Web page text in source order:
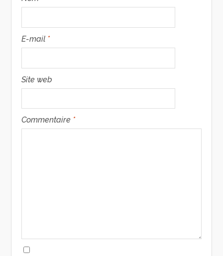
E-mail *
Site web
Commentaire *